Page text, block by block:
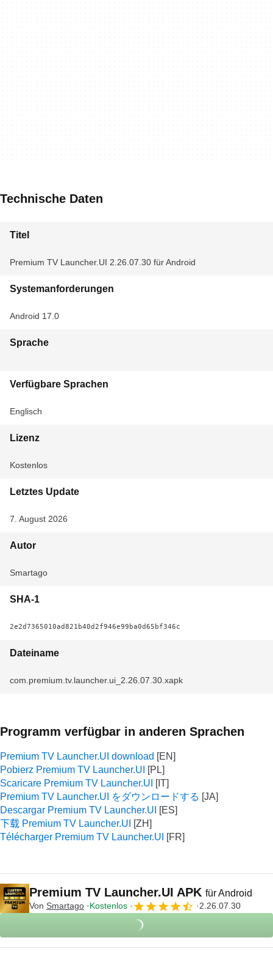
Technische Daten
Titel
Premium TV Launcher.UI 2.26.07.30 für Android
Systemanforderungen
Android 17.0
Sprache
Verfügbare Sprachen
Englisch
Lizenz
Kostenlos
Letztes Update
7. August 2026
Autor
Smartago
SHA-1
2e2d7365010ad821b40d2f946e99ba0d65bf346c
Dateiname
com.premium.tv.launcher.ui_2.26.07.30.xapk
Programm verfügbar in anderen Sprachen
Premium TV Launcher.UI download
Pobierz Premium TV Launcher.UI
Scaricare Premium TV Launcher.UI
Premium TV Launcher.UI をダウンロードする
Descargar Premium TV Launcher.UI
下载 Premium TV Launcher.UI
Télécharger Premium TV Launcher.UI
Premium TV Launcher.UI APK für Android
Von Smartago Kostenlos 2.26.07.30